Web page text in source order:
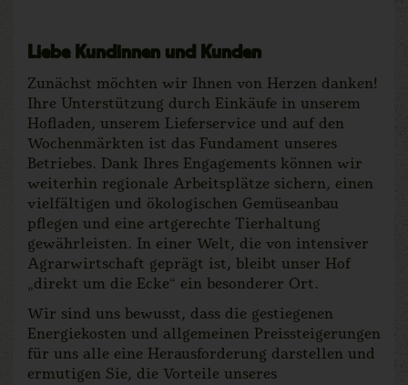
Liebe Kundinnen und Kunden
Zunächst möchten wir Ihnen von Herzen danken!
Ihre Unterstützung durch Einkäufe in unserem
Hofladen, unserem Lieferservice und auf den
Wochenmärkten ist das Fundament unseres
Betriebes. Dank Ihres Engagements können wir
weiterhin regionale Arbeitsplätze sichern, einen
vielfältigen und ökologischen Gemüseanbau
pflegen und eine artgerechte Tierhaltung
gewährleisten. In einer Welt, die von intensiver
Agrarwirtschaft geprägt ist, bleibt unser Hof
„direkt um die Ecke“ ein besonderer Ort.
Wir sind uns bewusst, dass die gestiegenen
Energiekosten und allgemeinen Preissteigerungen
für uns alle eine Herausforderung darstellen und
ermutigen Sie, die Vorteile unseres